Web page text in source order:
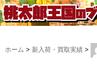
ホーム > 新入荷・買取実績 >